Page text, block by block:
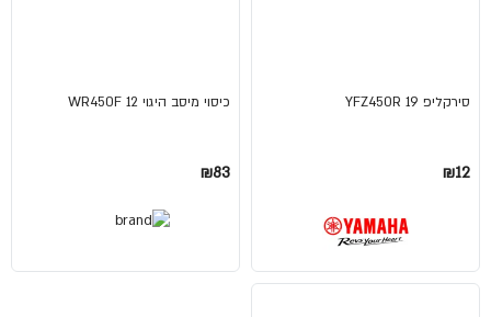
סירקליפ YFZ450R 19
₪12
כיסוי מיסב היגוי WR450F 12
₪83